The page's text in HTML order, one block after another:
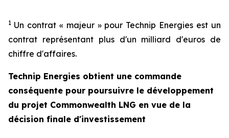
1 Un contrat« majeur» pour Technip Energies est un
contrat représentantplus d'un milliard d'euros de
chiffre d'affaires.
Technip Energies obtient une commande
conséquente pour poursuivre le développement
du projet Commonwealth LNG en vue de la
décision finale d'investissement